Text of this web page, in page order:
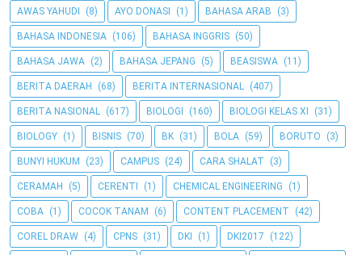
AWAS YAHUDI (8) AYO DONASI (1) BAHASA ARAB (3)
BAHASA INDONESIA (106) BAHASA INGGRIS (50)
BAHASA JAWA (2) BAHASA JEPANG (5) BEASISWA (11)
BERITA DAERAH (68) BERITA INTERNASIONAL (407)
BERITA NASIONAL (617) BIOLOGI (160) BIOLOGI KELAS XI (31)
BIOLOGY (1) BISNIS (70) BK (31) BOLA (59) BORUTO (3)
BUNYI HUKUM (23) CAMPUS (24) CARA SHALAT (3)
CERAMAH (5) CERENTI (1) CHEMICAL ENGINEERING (1)
COBA (1) COCOK TANAM (6) CONTENT PLACEMENT (42)
COREL DRAW (4) CPNS (31) DKI (1) DKI2017 (122)